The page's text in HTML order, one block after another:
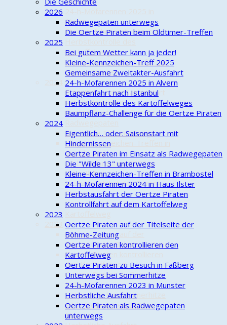
Alvern
Etappenfahrt nach Istanbul
Kartoffelweges
Baumpflanz-Challenge für die
Oertze Piraten
2024
Eigentlich… oder: Saisonstart
mit Hindernissen
Oertze Piraten im Einsatz als
Die "Wilde 13" unterwegs
Kleine-Kennzeichen-Treffen in
Brambostel
24-h-Mofarennen 2024 in
Haus Ilster
Herbstausfahrt der Oertze
Piraten
Kontrollfahrt auf dem
2023
Oertze Piraten auf der
Titelseite der Böhme-Zeitung
Oertze Piraten kontrollieren
den Kartoffelweg
Oertze Piraten zu Besuch in
Faßberg
Unterwegs bei Sommerhitze
24-h-Mofarennen 2023 in
Munster
2026
Radwegepaten unterwegs
Die Oertze Piraten beim Oldtimer-Treffen
2025
Bei gutem Wetter kann ja jeder!
Kleine-Kennzeichen-Treff 2025
Gemeinsame Zweitakter-Ausfahrt
24-h-Mofarennen 2025 in Alvern
Etappenfahrt nach Istanbul
Herbstkontrolle des Kartoffelweges
Baumpflanz-Challenge für die Oertze Piraten
2024
Eigentlich… oder: Saisonstart mit
Hindernissen
Oertze Piraten im Einsatz als Radwegepaten
Die "Wilde 13" unterwegs
Kleine-Kennzeichen-Treffen in Brambostel
24-h-Mofarennen 2024 in Haus Ilster
Herbstausfahrt der Oertze Piraten
Kontrollfahrt auf dem Kartoffelweg
2023
Oertze Piraten auf der Titelseite der
Böhme-Zeitung
Oertze Piraten kontrollieren den
Kartoffelweg
Oertze Piraten zu Besuch in Faßberg
Unterwegs bei Sommerhitze
24-h-Mofarennen 2023 in Munster
Herbstliche Ausfahrt
Oertze Piraten als Radwegepaten
unterwegs